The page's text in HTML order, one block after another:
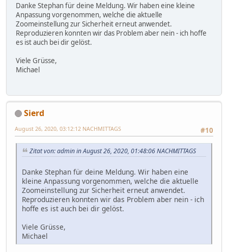
Danke Stephan für deine Meldung. Wir haben eine kleine
Anpassung vorgenommen, welche die aktuelle
Zoomeinstellung zur Sicherheit erneut anwendet.
Reproduzieren konnten wir das Problem aber nein - ich hoffe
es ist auch bei dir gelöst.
Viele Grüsse,
Michael
Sierd
#10
August 26, 2020, 03:12:12 NACHMITTAGS
Zitat von: admin in August 26, 2020, 01:48:06 NACHMITTAGS
Danke Stephan für deine Meldung. Wir haben eine
kleine Anpassung vorgenommen, welche die aktuelle
Zoomeinstellung zur Sicherheit erneut anwendet.
Reproduzieren konnten wir das Problem aber nein - ich
hoffe es ist auch bei dir gelöst.
Viele Grüsse,
Michael